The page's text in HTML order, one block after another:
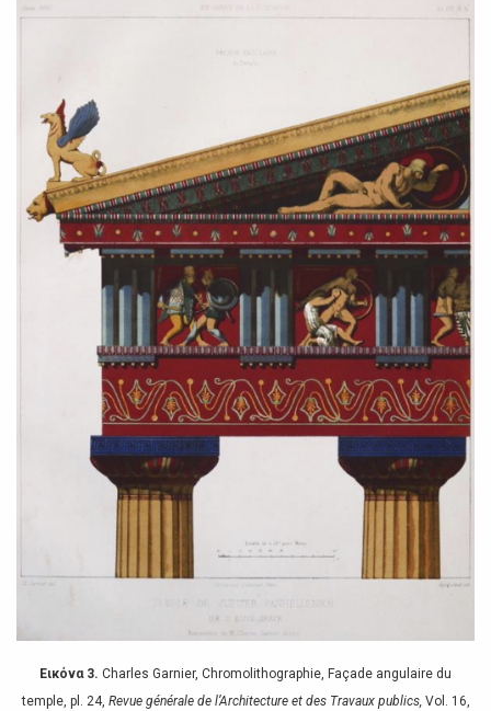
Εικόνα 3. Charles Garnier, Chromolithographie, Façade angulaire du
temple, pl. 24, Revue générale de l’Architecture et des Travaux publics,Vol. 16,